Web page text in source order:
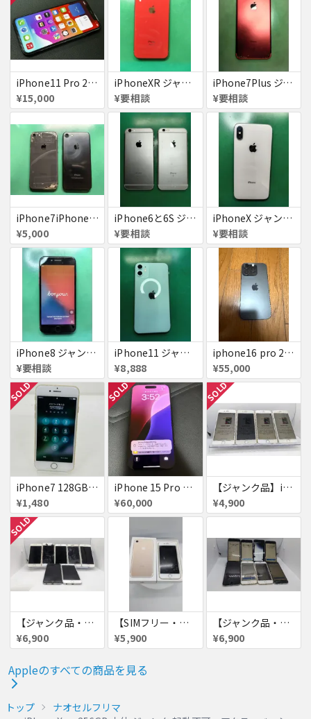
iPhone11 Pro 256GB ジャンク品
¥15,000
iPhoneXR ジャンク品
¥要相談
iPhone7Plus ジャンク品
¥要相談
iPhone7iPhone8ジャンク
¥5,000
iPhone6と6S ジャンク品
¥要相談
iPhoneX ジャンク品
¥要相談
iPhone8 ジャンク品
¥要相談
iPhone11 ジャンク
¥8,888
iphone16 pro 256gb ブラックチタニウム
¥55,000
SOLD
iPhone7 128GB 赤ロム SoftBank ジャンク ゴールド A1779 パスコード不明 送料無料
¥1,480
SOLD
iPhone 15 Pro 128GB ブラックチタニウム ネットワーク利用制限あり
¥60,000
SOLD
【ジャンク品】iPhone6s ４台セット
¥4,900
SOLD
【ジャンク品・初期化済・SIMロック解除済】iPhone6 7台セット
¥6,900
【SIMフリー・付属品あり】iPhone 7 128GB
¥5,900
【ジャンク品・初期化済】iPhone6 8台セット
¥6,900
Appleのすべての商品を見る
トップ
ナオセルフリマ